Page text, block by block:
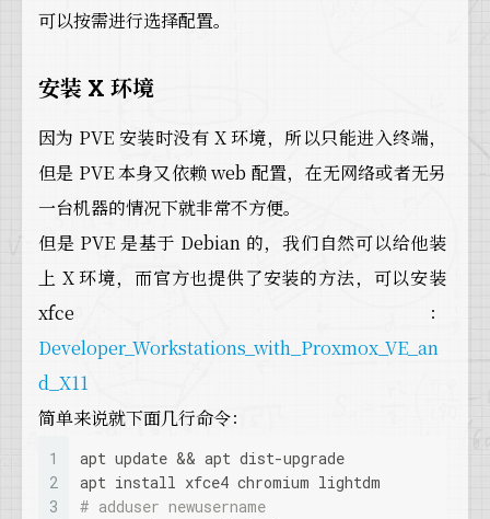
23
24
26
28
# iface nic1 inet manual
# iface wlp3s0 inet dhcp
可以按需进行选择配置。
安装 X 环境
因为 PVE 安装时没有 X 环境，所以只能进入终端，
但是 PVE 本身又依赖 web 配置，在无网络或者无另
一台机器的情况下就非常不方便。
但是 PVE 是基于 Debian 的，我们自然可以给他装
上 X 环境，而官方也提供了安装的方法，可以安装
xfce：
Developer_Workstations_with_Proxmox_VE_an
d_X11
简单来说就下面几行命令：
1
2
3
apt update && apt dist-upgrade
apt install xfce4 chromium lightdm
# adduser newusername